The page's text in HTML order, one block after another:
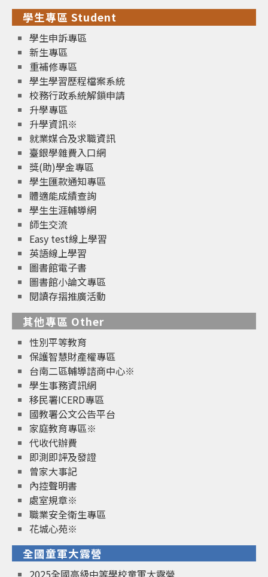
學生專區 Student
學生申訴專區
新生專區
重補修專區
學生學習歷程檔案系統
校務行政系統解鎖申請
升學專區
升學資訊※
就業媒合及求職資訊
臺銀學雜費入口網
獎(助)學金專區
學生匯款通知專區
體適能成績查詢
學生生涯輔導網
師生交流
Easy test線上學習
英語線上學習
圖書館電子書
圖書館小論文專區
閱讀存摺推廣活動
其他專區 Other
性別平等教育
保護智慧財產權專區
台南二區輔導諮商中心※
學生事務資訊網
移民署ICERD專區
國教署公文公告平台
家庭教育專區※
代收代辦費
即測即評及發證
曾家大事記
內控聲明書
處室規章※
職業安全衛生專區
花城心苑※
全國童軍大露營
2025全國高級中等學校童軍大露營